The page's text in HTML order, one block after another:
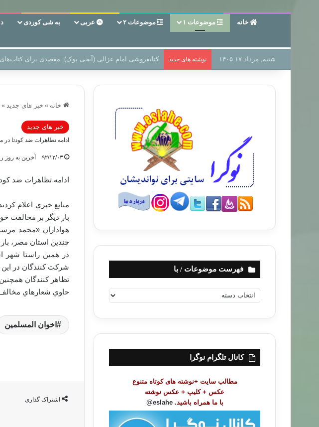
خانه موضوعات ۱ موضوعات ۲ عربی به شی کوردی
شنبه, مرداد ۱۷ ۱۴۰۵ نوشته های جدید سر دفتر فساد در زمین‌، دوری وکناره‌گیری از راه خداست‌!
خانه » خبر های جدید »
خبر های جدید
ادامه تظاهرات ضد کودتا در
۹۲/۱۲/۰۳ آخرین به روز
ادامه تظاهرات ضد
منابع خبري اعلام
بار ديگر بر مخالفت
چندين استان مصر،
در همين راستا شهر
شرکت کنندگان در اين
تظاهر کنندگان
حاوي شعارهاي مخالف
اخوان المسلمین
اشتراک گذاری
فهرست موضوعات / با
ه
ت
ض
کانال تلگرام نوگرا
مطالب سایت +نوشته های کوتاه متنوع
عکس + کلیپ + عکس نوشته
با ما همراه باشید. eslahe@